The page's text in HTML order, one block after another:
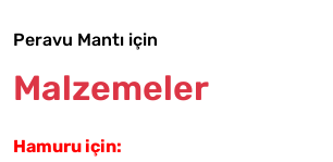
Peravu Mantı için
Malzemeler
Hamuru için: